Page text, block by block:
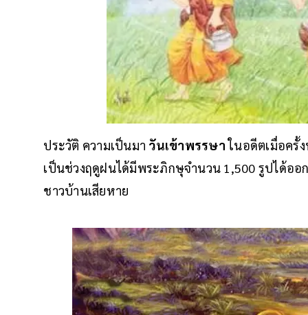
ประวัติ ความเป็นมา วันเข้าพรรษาในอดีตเมื่อครั้
เป็นช่วงฤดูฝนได้มีพระภิกษุจำนวน 1,500 รูปได้อ
ชาวบ้านเสียหาย